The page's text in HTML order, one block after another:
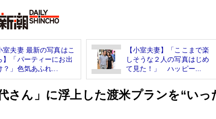
室夫妻 最新の写真はこ
】「パーティーにお出
？」色気あふれ...
【小室夫妻】「ここまで楽
しそうな２人の写真はじめ
て見た！」 ハッピー...
代さん」に浮上した渡米プランを“いっ